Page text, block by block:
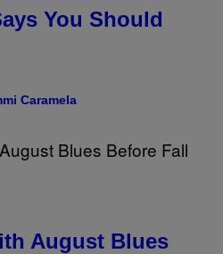
You Should
Caramela
August Blues